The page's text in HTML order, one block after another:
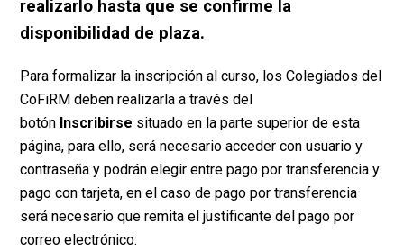
realizarlo hasta que se confirme la
disponibilidad de plaza.
Para formalizar la inscripción al curso, los Colegiados del
CoFiRM deben realizarla a través del
botón Inscribirse situado en la parte superior de esta
página, para ello, será necesario acceder con usuario y
contraseña y podrán elegir entre pago por transferencia y
pago con tarjeta, en el caso de pago por transferencia
será necesario que remita el justificante del pago por
correo electrónico: